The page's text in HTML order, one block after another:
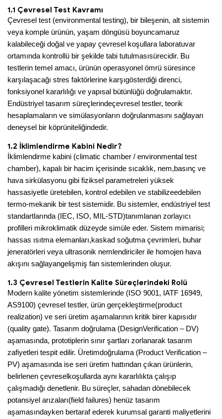
1.1 Çevresel Test Kavramı
Çevresel test (environmental testing), bir bileşenin, alt sistemin
veya komple ürünün, yaşam döngüsü boyuncamaruz
kalabileceği doğal ve yapay çevresel koşullara laboratuvar
ortamında kontrollü bir şekilde tabi tutulmasısürecidir. Bu
testlerin temel amacı, ürünün operasyonel ömrü süresince
karşılaşacağı stres faktörlerine karşıgösterdiği direnci,
fonksiyonel kararlılığı ve yapısal bütünlüğü doğrulamaktır.
Endüstriyel tasarım süreçlerindeçevresel testler, teorik
hesaplamaların ve simülasyonların doğrulanmasını sağlayan
deneysel bir köprüniteliğindedir.
1.2 İklimlendirme Kabini Nedir?
İklimlendirme kabini (climatic chamber / environmental test
chamber), kapalı bir hacim içerisinde sıcaklık, nem,basınç ve
hava sirkülasyonu gibi fiziksel parametreleri yüksek
hassasiyetle üretebilen, kontrol edebilen ve stabilizeedebilen
termo-mekanik bir test sistemidir. Bu sistemler, endüstriyel test
standartlarında (IEC, ISO, MIL-STD)tanımlanan zorlayıcı
profilleri mikroklimatik düzeyde simüle eder. Sistem mimarisi;
hassas ısıtma elemanları,kaskad soğutma çevrimleri, buhar
jeneratörleri veya ultrasonik nemlendiriciler ile homojen hava
akışını sağlayangelişmiş fan sistemlerinden oluşur.
1.3 Çevresel Testlerin Kalite Süreçlerindeki Rolü
Modern kalite yönetim sistemlerinde (ISO 9001, IATF 16949,
AS9100) çevresel testler, ürün gerçekleştirme(product
realization) ve seri üretim aşamalarının kritik birer kapısıdır
(quality gate). Tasarım doğrulama (DesignVerification – DV)
aşamasında, prototiplerin sınır şartları zorlanarak tasarım
zafiyetleri tespit edilir. Üretimdoğrulama (Product Verification –
PV) aşamasında ise seri üretim hattından çıkan ürünlerin,
belirlenen çevreselkoşullarda aynı kararlılıkta çalışıp
çalışmadığı denetlenir. Bu süreçler, sahadan dönebilecek
potansiyel arızaları(field failures) henüz tasarım
aşamasındayken bertaraf ederek kurumsal garanti maliyetlerini